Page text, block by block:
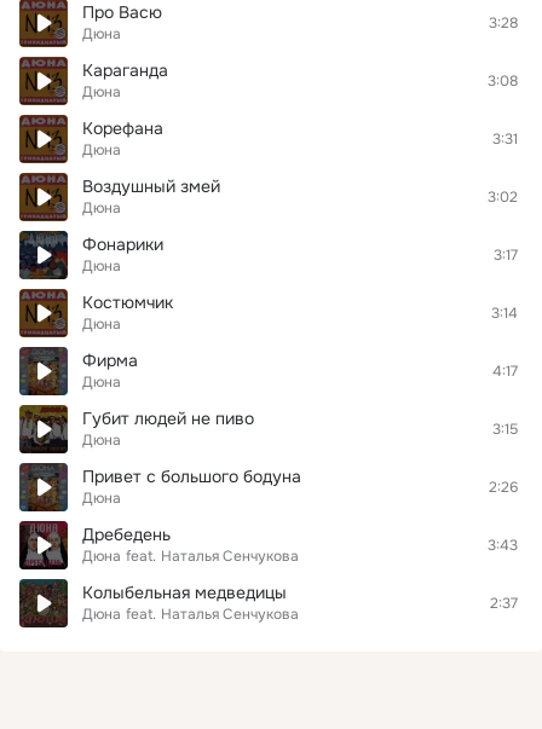
Про Васю
Дюна
3:28
Караганда
Дюна
3:08
Корефана
Дюна
3:31
Воздушный змей
Дюна
3:02
Фонарики
Дюна
3:17
Костюмчик
Дюна
3:14
Фирма
Дюна
4:17
Губит людей не пиво
Дюна
3:15
Привет с большого бодуна
Дюна
2:26
Дребедень
Дюна feat. Наталья Сенчукова
3:43
Колыбельная медведицы
Дюна feat. Наталья Сенчукова
2:37